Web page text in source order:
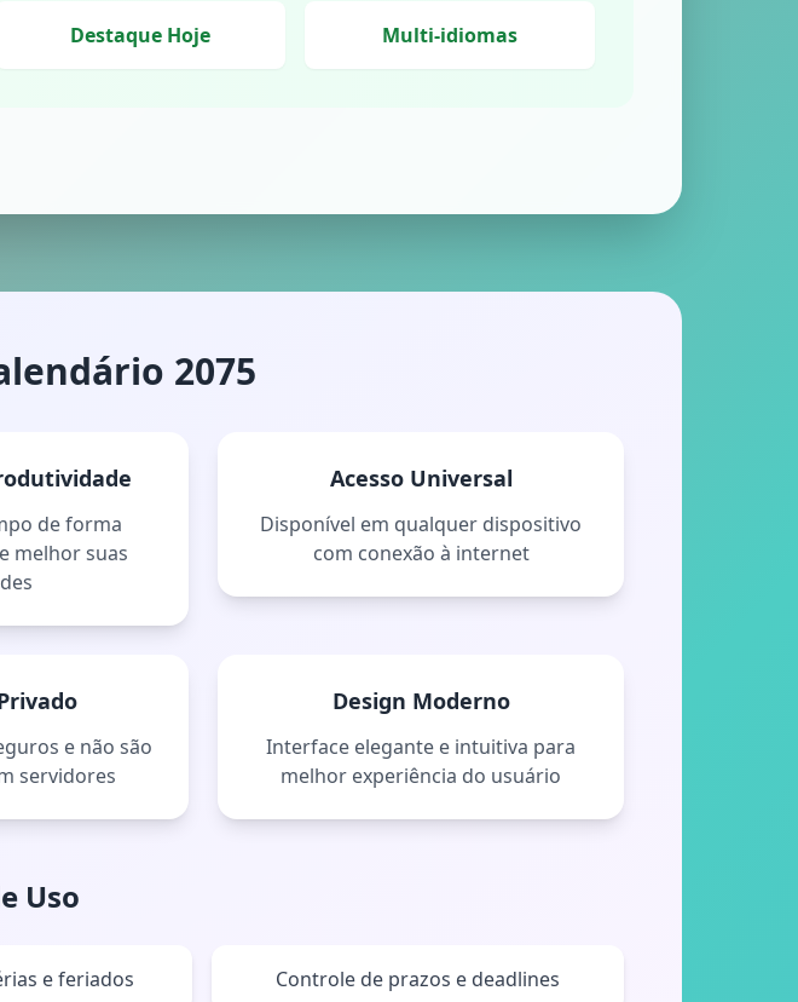
Destaque Hoje Multi-idiomas
2075
de forma
melhor suas
Acesso Universal
Disponível em qualquer dispositivo
com conexão à internet
e não são
servidores
Design Moderno
Interface elegante e intuitiva para
melhor experiência do usuário
Uso
e feriados Controle de prazos e deadlines